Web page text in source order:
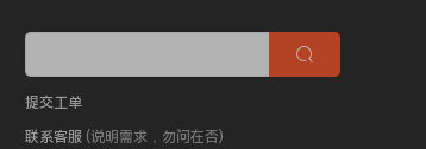
提交工单
联系客服 (说明需求，勿问在否)